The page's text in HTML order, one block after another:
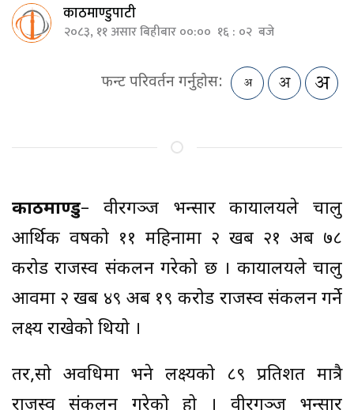
काठमाण्डुपाटी
२०८३, ११ असार बिहीबार ००:०० १६ : ०२ बजे
फन्ट परिवर्तन गर्नुहोस:
काठमाण्डु– वीरगञ्ज भन्सार कार्यालयले चालु
आर्थिक वर्षको ११ महिनामा २ खर्ब २१ अर्ब ७८
करोड राजस्व संकलन गरेको छ । कार्यालयले चालु
आवमा २ खर्ब ४९ अर्ब १९ करोड राजस्व संकलन गर्ने
लक्ष्य राखेको थियो ।
तर,सो अवधिमा भने लक्ष्यको ८९ प्रतिशत मात्रै